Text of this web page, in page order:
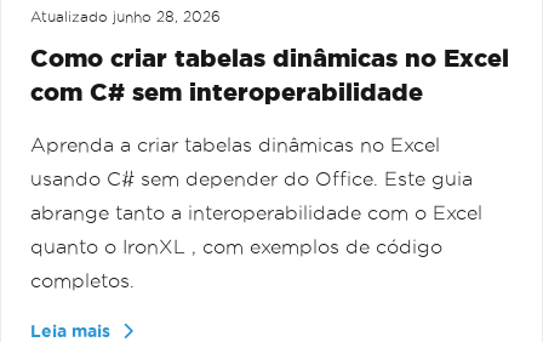
Atualizado junho 28, 2026
Como criar tabelas dinâmicas no Excel
com C# sem interoperabilidade
Aprenda a criar tabelas dinâmicas no Excel
usando C# sem depender do Office. Este guia
abrange tanto a interoperabilidade com o Excel
quanto o IronXL , com exemplos de código
completos.
Leia mais